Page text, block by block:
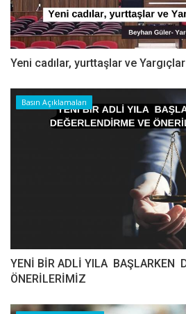
Yeni cadılar, yurttaşlar ve
Basın Açıklamaları
YENİ BİR ADLİ YILA BAŞLARKEN
ÖNERİLERİMİZ